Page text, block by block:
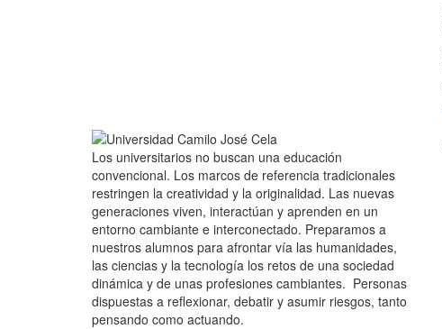
Los universitarios no buscan una educación
convencional. Los marcos de referencia tradicionales
restringen la creatividad y la originalidad. Las nuevas
generaciones viven, interactúan y aprenden en un
entorno cambiante e interconectado. Preparamos a
nuestros alumnos para afrontar vía las humanidades,
las ciencias y la tecnología los retos de una sociedad
dinámica y de unas profesiones cambiantes. Personas
dispuestas a reflexionar, debatir y asumir riesgos, tanto
pensando como actuando.